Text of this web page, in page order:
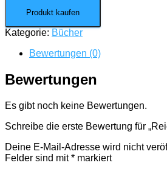
Produkt kaufen
Kategorie: Bücher
Bewertungen (0)
Bewertungen
Es gibt noch keine Bewertungen.
Schreibe die erste Bewertung für
Deine E-Mail-Adresse wird nicht
Felder sind mit* markiert